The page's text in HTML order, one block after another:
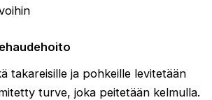
takareisille ja pohkeille levitetään
turve, joka peitetään kelmulla.